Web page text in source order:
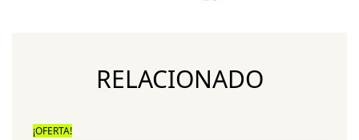
RELACIONADO
¡OFERTA!